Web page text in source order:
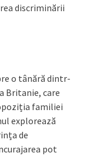
discriminării
o tânără dintr-
Britanie, care
familiei
explorează
de
pot